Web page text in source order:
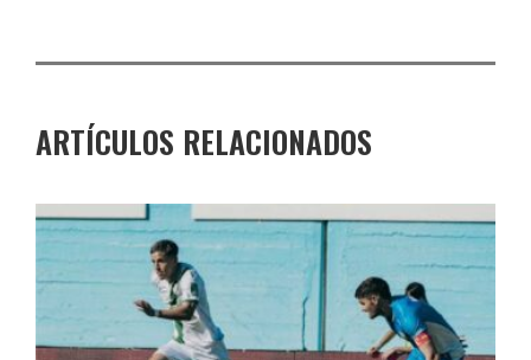
ARTÍCULOS RELACIONADOS